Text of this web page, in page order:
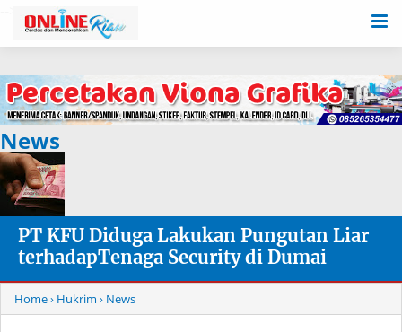
News
PT KFU Diduga Lakukan Pungutan Liar
terhadapTenaga Security di Dumai
Home› Hukrim › News